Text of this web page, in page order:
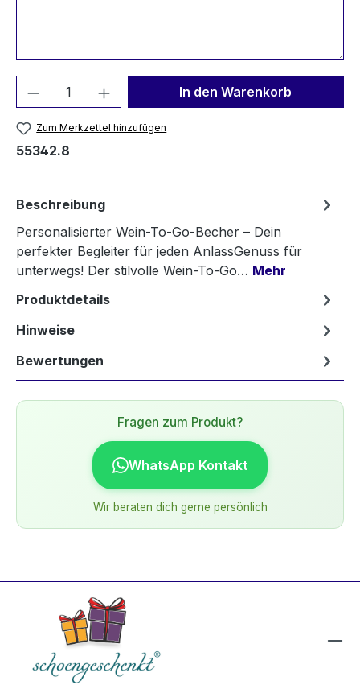
Produkt Anzahl: Gib denIn den Warenkorb
Zum Merkzettel hinzufügen
55342.8
Beschreibung
Personalisierter Wein-To-Go-Becher – Dein
perfekter Begleiter für jeden AnlassGenuss für
unterwegs! Der stilvolle Wein-To-Go… Mehr
Produktdetails
Hinweise
Bewertungen
Fragen zum Produkt?
WhatsApp Kontakt
Wir beraten dich gerne persönlich